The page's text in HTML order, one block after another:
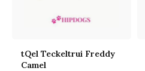
tQel Teckeltrui Freddy
Camel